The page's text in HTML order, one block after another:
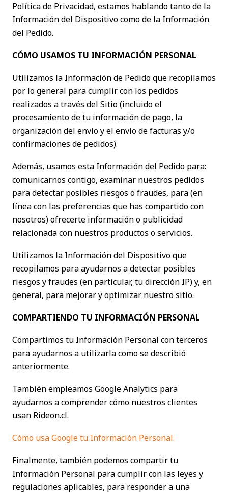
Política de Privacidad, estamos hablando tanto de la
Información del Dispositivo como de la Información
del Pedido.
CÓMO USAMOS TU INFORMACIÓN PERSONAL
Utilizamos la Información de Pedido que recopilamos
por lo general para cumplir con los pedidos
realizados a través del Sitio (incluido el
procesamiento de tu información de pago, la
organización del envío y el envío de facturas y/o
confirmaciones de pedidos).
Además, usamos esta Información del Pedido para:
comunicarnos contigo, examinar nuestros pedidos
para detectar posibles riesgos o fraudes, para (en
línea con las preferencias que has compartido con
nosotros) ofrecerte información o publicidad
relacionada con nuestros productos o servicios.
Utilizamos la Información del Dispositivo que
recopilamos para ayudarnos a detectar posibles
riesgos y fraudes (en particular, tu dirección IP) y, en
general, para mejorar y optimizar nuestro sitio.
COMPARTIENDO TU INFORMACIÓN PERSONAL
Compartimos tu Información Personal con terceros
para ayudarnos a utilizarla como se describió
anteriormente.
También empleamos Google Analytics para
ayudarnos a comprender cómo nuestros clientes
usan Rideon.cl.
Cómo usa Google tu Información Personal.
Finalmente, también podemos compartir tu
Información Personal para cumplir con las leyes y
regulaciones aplicables, para responder a una